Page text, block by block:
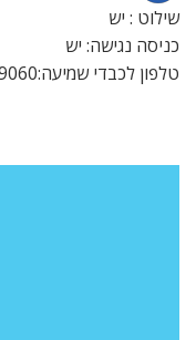
שילוט : יש
כניסה נגישה: יש
טלפון לכבדי שמיעה:058-4049060